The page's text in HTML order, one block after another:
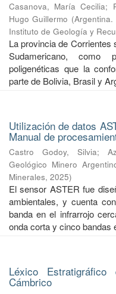
Casanova, María Cecilia;
Hugo Guillermo (
Instituto de Geología y
La provincia de Corrientes
Sudamericano,
poligenéticas que la
parte de Bolivia, Brasil y
Utilización de datos
Manual de
Castro Godoy, Silvia;
Geológico Minero
Minerales, 2025)
El sensor ASTER fue
ambientales, y cuenta
banda en el infrarrojo
onda corta y cinco bandas
Léxico
Cámbrico